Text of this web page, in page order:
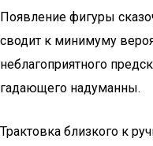
Появление фигуры
сводит к минимуму
неблагоприятного
гадающего надуманны.
Трактовка близкого к